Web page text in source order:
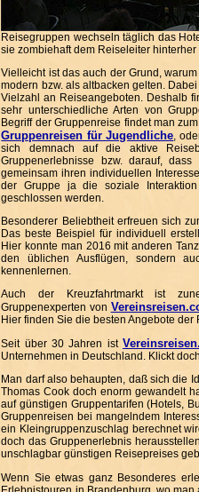
Reisegruppen wechseln täglich das
sie zombiehaft dem Reiseleiter hinterher
Vielleicht ist das auch der Grund,
modern bzw. als altbacken gelten.
Vielzahl an Reiseangeboten. Deshalb
sehr unterschiedliche Arten von
Begriff der Gruppenreise findet man
Gruppenreisen für Jugendliche,
sich demnach auf die aktive
Gruppenerlebnisse bzw. darauf,
gemeinsam ihren individuellen
der Gruppe ja die soziale
geschlossen werden.
Besonderer Beliebtheit erfreuen sich
Das beste Beispiel für individuell
Hier konnte man 2016 mit anderen
den üblichen Ausflügen, sondern
kennenlernen.
Auch der Kreuzfahrtmarkt ist
Gruppenexperten von
Hier finden Sie die besten Angebote
Seit über 30 Jahren ist
Unternehmen in Deutschland. Klickt
Man darf also behaupten, daß sich die
Thomas Cook doch enorm gewandelt
auf günstigen Gruppentarifen (Hotels,
Gruppenreisen bei mangelndem
ein Kleingruppenzuschlag berechnet
doch das Gruppenerlebnis
unschlagbar günstigen Reisepreises
Wenn Sie etwas ganz Besonderes